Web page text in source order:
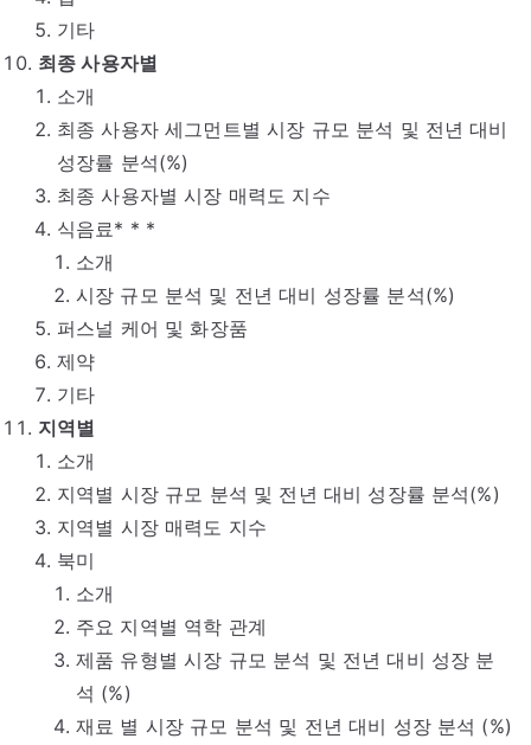
기타
최종 사용자별
소개
최종 사용자 세그먼트별 시장 규모 분석 및 전년 대비
성장률 분석(%)
최종 사용자별 시장 매력도 지수
식음료* * *
소개
시장 규모 분석 및 전년 대비 성장률 분석(%)
퍼스널 케어 및 화장품
제약
기타
지역별
소개
지역별 시장 규모 분석 및 전년 대비 성장률 분석(%)
지역별 시장 매력도 지수
북미
소개
주요 지역별 역학 관계
제품 유형별 시장 규모 분석 및 전년 대비 성장 분
석 (%)
재료 별 시장 규모 분석 및 전년 대비 성장 분석 (%)